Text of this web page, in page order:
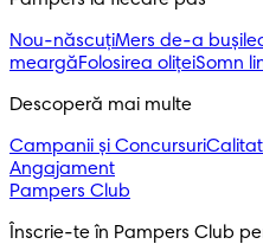
Nou-născuțiMers de-a
meargăFolosirea olițeiSomn
Descoperă mai multe
Campanii și Concursuri
Angajament
Pampers Club
Înscrie-te în Pampers Club